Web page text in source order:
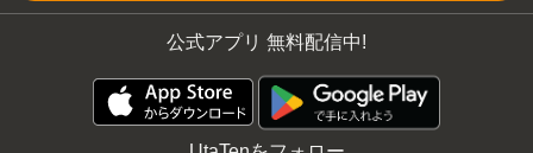
公式アプリ 無料配信中!